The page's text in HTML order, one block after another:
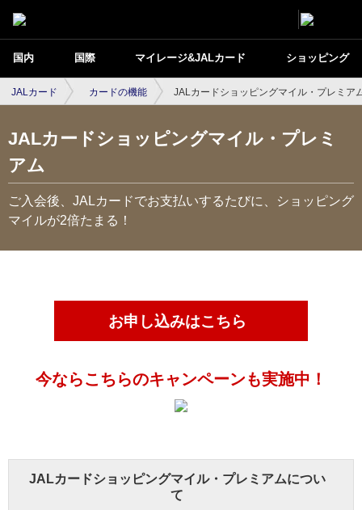
国内 国際 マイレージ&JALカード ショッピング
JALカード カードの機能 JALカードショッピングマイル・プレミア
JALカードショッピングマイル・プレミ
アム
ご入会後、JALカードでお支払いするたびに、ショッピング
マイルが2倍たまる！
お申し込みはこちら
今ならこちらのキャンペーンも実施中！
JALカードショッピングマイル・プレミアムについ
て